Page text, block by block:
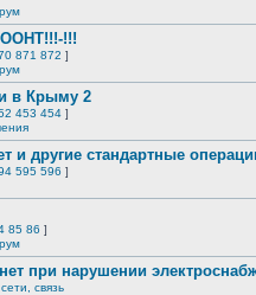
!!!
871 872 ]
в Крыму 2
453 454 ]
и другие стандартные
595 596 ]
85 86 ]
при нарушении
связь